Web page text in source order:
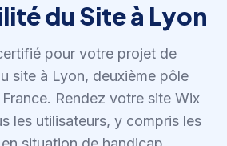
du Siteà Lyon
pour votre projet de
site à Lyon, deuxième pôle
. Rendez votre site Wix
les utilisateurs, y compris les